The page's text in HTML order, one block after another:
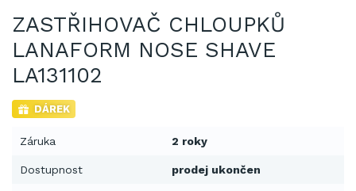
ZASTŘIHOVAČ CHLOUPKŮ
LANAFORM NOSE SHAVE
LA131102
DÁREK
Záruka 2 roky
Dostupnost prodej ukončen